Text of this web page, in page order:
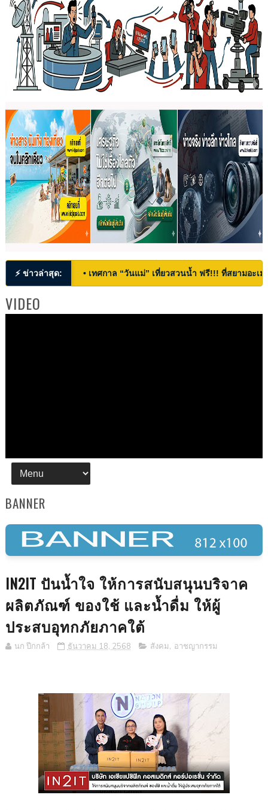
⚡ ข่าวล่าสุด: • เทศกาล “วันแม่” เที่ยวสวนน้ำ ฟรี!!! ที่สยามอะ
VIDEO
BANNER
IN2IT ปันน้ำใจ ให้การสนับสนุนบริจาค
ผลิตภัณฑ์ ของใช้ และน้ำดื่ม ให้ผู้
ประสบอุทกภัยภาคใต้
นก ปีกกล้า ธันวาคม 18, 2568 สังคม, อาชญากรรม